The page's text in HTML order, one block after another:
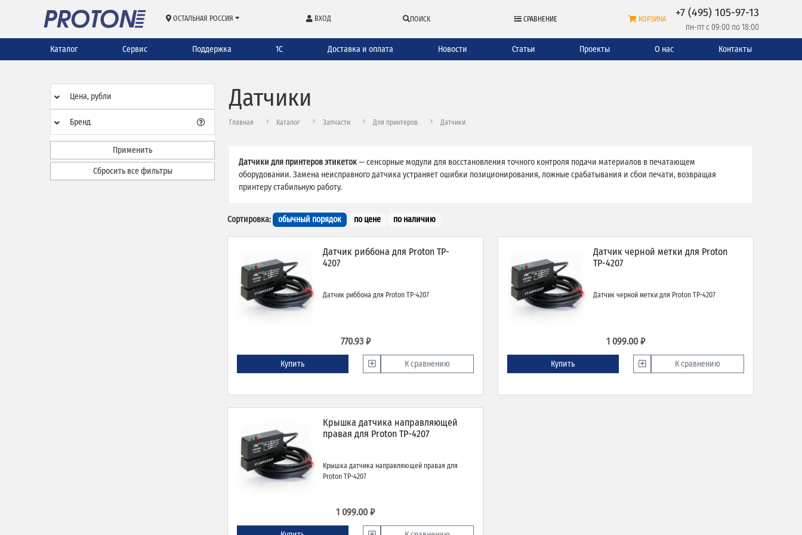
ОСТАЛЬНАЯ РОССИЯ ВХОД ПОИСК СРАВНЕНИЕ КОРЗИНА +7 (495) 105-97-13
пн-пт с 09:00 по 18:00
Каталог Сервис Поддержка 1С Доставка и оплата Новости Статьи Проекты О нас Контакты
Цена, рубли
Бренд
Применить
Сбросить все фильтры
Датчики
Главная Каталог Запчасти Для принтеров Датчики
Датчики для принтеров этикеток— сенсорные модули для восстановления точного контроля подачи материалов в печатающем
оборудовании. Замена неисправного датчика устраняет ошибки позиционирования, ложные срабатывания и сбои печати, возвращая
принтеру стабильную работу.
Сортировка: обычный порядок по цене по наличию
Датчик риббона для Proton TP-
4207
Датчик риббона для Proton TP-4207
770.93 ₽
Купить К сравнению
Датчик черной метки для Proton
TP-4207
Датчик черной метки для Proton TP-4207
1 099.00 ₽
Купить К сравнению
Крышка датчика направляющей
правая для Proton TP-4207
Крышка датчика направляющей правая для
Proton TP-4207
1 099.00 ₽